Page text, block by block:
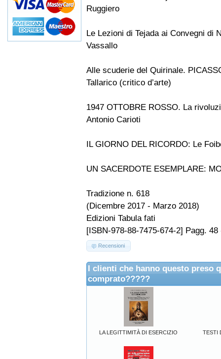
Ruggiero
Le Lezioni di Tejada ai Convegni di
Vassallo
Alle scuderie del Quirinale.
Tallarico (critico d’arte)
1947 OTTOBRE ROSSO. La
Antonio Carioti
IL GIORNO DEL RICORDO: Le
UN SACERDOTE ESEMPLARE:
Tradizione n. 618
(Dicembre 2017 - Marzo 2018)
Edizioni Tabula fati
[ISBN-978-88-7475-674-2] Pagg. 48
Recensioni
I clienti che hanno questo preso
comprato?????
LA LEGITTIMITÀ DI ESERCIZIO TESTI